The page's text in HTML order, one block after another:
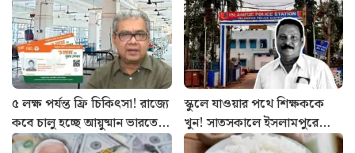
৫ লক্ষ পর্যন্ত ফ্রি চিকিৎসা! রাজ্যে
কবে চালু হচ্ছে আয়ুষ্মান ভারতের
পরিষেবা? জানালেন স্বাস্থ্যমন্ত্রী
স্কুলে যাওয়ার পথে শিক্ষককে
খুন! সাতসকালে ইসলামপুরে
শুটআউট, তদন্তে পুলিশ